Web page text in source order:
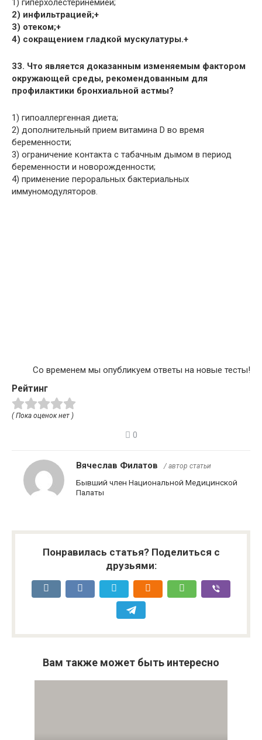
2) инфильтрацией;+
3) отеком;+
4) сокращением гладкой мускулатуры.+
33. Что является доказанным изменяемым фактором
окружающей среды, рекомендованным для
профилактики бронхиальной астмы?
1) гипоаллергенная диета;
2) дополнительный прием витамина D во время
беременности;
3) ограничение контакта с табачным дымом в период
беременности и новорожденности;
4) применение пероральных бактериальных
иммуномодуляторов.
Со временем мы опубликуем ответы на новые тесты!
Рейтинг
( Пока оценок нет )
0
Вячеслав Филатов / автор статьи
Бывший член Национальной Медицинской
Палаты
Понравилась статья? Поделиться с
друзьями:
Вам также может быть интересно